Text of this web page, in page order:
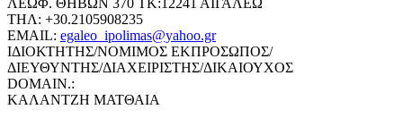
ΤΗΛ: +30.2105908235
EMAIL: egaleo_ipolimas@yahoo.gr
ΙΔΙΟΚΤΗΤΗΣ/ΝΟΜΙΜΟΣ ΕΚΠΡΟΣΩΠΟΣ/
ΔΙΕΥΘΥΝΤΗΣ/ΔΙΑΧΕΙΡΙΣΤΗΣ/ΔΙΚΑΙΟΥΧΟΣ
DOMAIN.:
ΚΑΛΑΝΤΖΗ ΜΑΤΘΑΙΑ